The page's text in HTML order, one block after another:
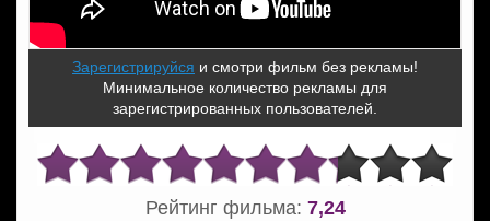
Зарегистрируйся и смотри фильм без рекламы!
Минимальное количество рекламы для
зарегистрированных пользователей.
Рейтинг фильма: 7,24